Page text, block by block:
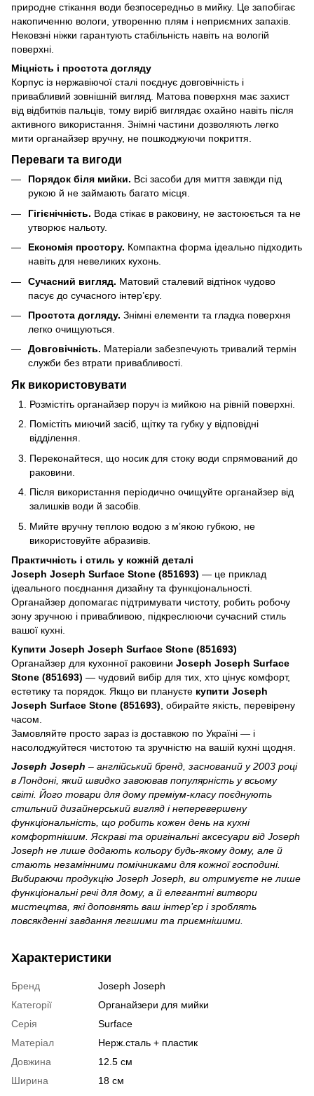
природне стікання води безпосередньо в мийку. Це запобігає
накопиченню вологи, утворенню плям і неприємних запахів.
Нековзні ніжки гарантують стабільність навіть на вологій
поверхні.
Міцність і простота догляду
Корпус із нержавіючої сталі поєднує довговічність і
привабливий зовнішній вигляд. Матова поверхня має захист
від відбитків пальців, тому виріб виглядає охайно навіть після
активного використання. Знімні частини дозволяють легко
мити органайзер вручну, не пошкоджуючи покриття.
Переваги та вигоди
Порядок біля мийки. Всі засоби для миття завжди під
рукою й не займають багато місця.
Гігієнічність. Вода стікає в раковину, не застоюється та не
утворює нальоту.
Економія простору. Компактна форма ідеально підходить
навіть для невеликих кухонь.
Сучасний вигляд. Матовий сталевий відтінок чудово
пасує до сучасного інтер’єру.
Простота догляду. Знімні елементи та гладка поверхня
легко очищуються.
Довговічність. Матеріали забезпечують тривалий термін
служби без втрати привабливості.
Як використовувати
Розмістіть органайзер поруч із мийкою на рівній поверхні.
Помістіть миючий засіб, щітку та губку у відповідні
відділення.
Переконайтеся, що носик для стоку води спрямований до
раковини.
Після використання періодично очищуйте органайзер від
залишків води й засобів.
Мийте вручну теплою водою з м’якою губкою, не
використовуйте абразивів.
Практичність і стиль у кожній деталі
Joseph Joseph Surface Stone (851693) — це приклад
ідеального поєднання дизайну та функціональності.
Органайзер допомагає підтримувати чистоту, робить робочу
зону зручною і привабливою, підкреслюючи сучасний стиль
вашої кухні.
Купити Joseph Joseph Surface Stone (851693)
Органайзер для кухонної раковини Joseph Joseph Surface
Stone (851693) — чудовий вибір для тих, хто цінує комфорт,
естетику та порядок. Якщо ви плануєте купити Joseph
Joseph Surface Stone (851693) , обирайте якість, перевірену
часом.
Замовляйте просто зараз із доставкою по Україні — і
насолоджуйтеся чистотою та зручністю на вашій кухні щодня.
Joseph Joseph – англійський бренд, заснований у 2003 році
в Лондоні, який швидко завоював популярність у всьому
світі. Його товари для дому преміум‑класу поєднують
стильний дизайнерський вигляд і неперевершену
функціональність, що робить кожен день на кухні
комфортнішим. Яскраві та оригінальні аксесуари від Joseph
Joseph не лише додають кольору будь‑якому дому, але й
стають незамінними помічниками для кожної господині.
Вибираючи продукцію Joseph Joseph, ви отримуєте не лише
функціональні речі для дому, а й елегантні витвори
мистецтва, які доповнять ваш інтер’єр і зроблять
повсякденні завдання легшими та приємнішими.
Характеристики
Бренд
Joseph Joseph
Категорії
Органайзери для мийки
Серія
Surface
Матеріал
Нерж.сталь + пластик
Довжина
12.5 см
Ширина
18 см